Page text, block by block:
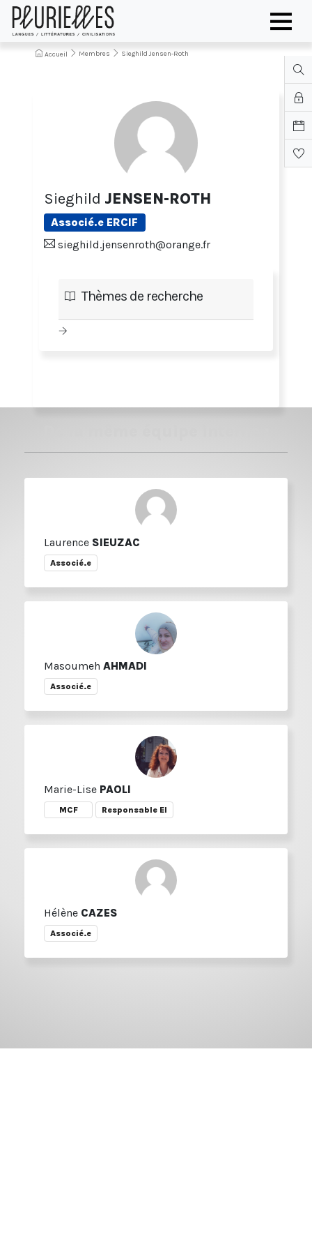
Accueil Membres Sieghild Jensen-Roth
Sieghild JENSEN-ROTH
Associé.e ERCIF
sieghild.jensenroth@orange.fr
Thèmes de recherche
Laurence SIEUZAC
Associé.e
Masoumeh AHMADI
Associé.e
Marie-Lise PAOLI
MCF Responsable EI
Hélène CAZES
Associé.e